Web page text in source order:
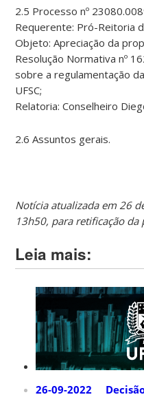
2.5 Processo nº
Requerente: Pró-Reitoria
Objeto: Apreciação da
Resolução Normativa nº
sobre a regulamentação
UFSC;
Relatoria: Conselheiro
2.6 Assuntos gerais.
Notícia atualizada em 26
13h50, para retificação da
Leia mais:
26-09-2022